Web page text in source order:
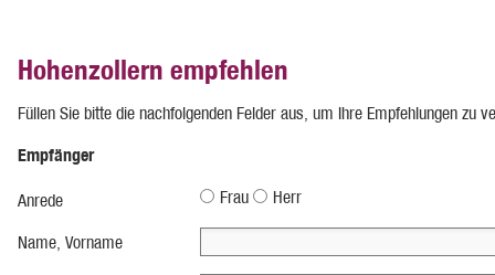
Hohenzollern empfehlen
Füllen Sie bitte die nachfolgenden Felder aus, um Ihre Empfehlungen zu
Empfänger
Anrede Frau Herr
Name, Vorname